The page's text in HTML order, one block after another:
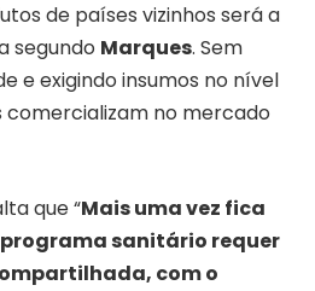
de países vizinhos será a
segundo Marques. Sem
e exigindo insumos no nível
comercializam no mercado
que “Mais uma vez fica
sanitário requer
com o